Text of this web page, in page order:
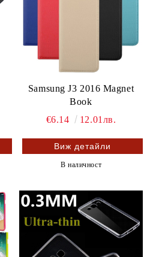
Samsung J3 2016 Magnet
Book
€6.14
12.01лв.
Виж детайли
В наличност